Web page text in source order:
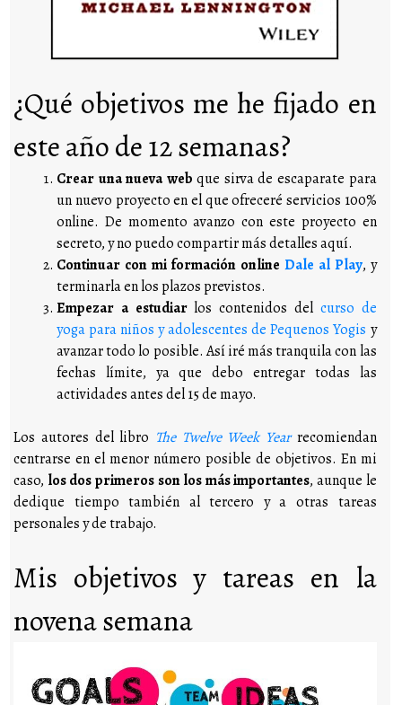
¿Qué objetivos me he fijado en
este año de 12 semanas?
Crear una nueva web que sirva de escaparate para
un nuevo proyecto en el que ofreceré servicios 100%
online. De momento avanzo con este proyecto en
secreto, y no puedo compartir más detalles aquí.
Continuar con mi formación onlineDale al Play, y
terminarla en los plazos previstos.
Empezar a estudiarlos contenidos del curso de
yoga para niños y adolescentes de Pequenos Yogis y
avanzar todo lo posible. Así iré más tranquila con las
fechas límite, ya que debo entregar todas las
actividades antes del 15 de mayo.
Los autores del libro The Twelve Week Yearrecomiendan
centrarse en el menor número posible de objetivos. En mi
caso, los dos primeros son los más importantes, aunque le
dedique tiempo también al tercero y a otras tareas
personales y de trabajo.
Mis objetivos y tareas en la
novena semana